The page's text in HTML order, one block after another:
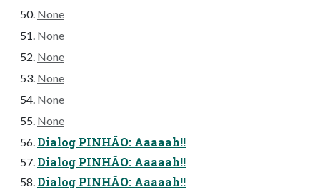
None
None
None
None
None
None
Dialog PINHÃO: Aaaaah!!
Dialog PINHÃO: Aaaaah!!
Dialog PINHÃO: Aaaaah!!